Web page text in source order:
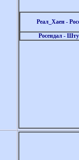
Реал_Хаен -
Росендал -